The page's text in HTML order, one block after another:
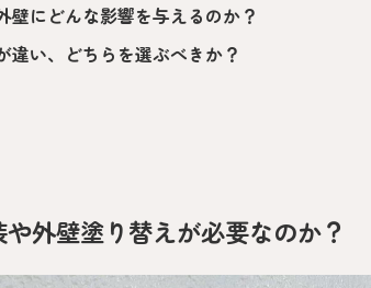
壁にどんな影響を与えるのか？
違い、どちらを選ぶべきか？
外壁塗り替えが必要なのか？